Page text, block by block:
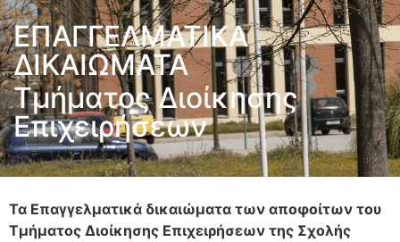
ΕΠΑΓΓΕΛΜΑΤΙΚΑ
ΔΙΚΑΙΩΜΑΤΑ
Τμήματος Διοίκησης
Επιχειρήσεων
Τα Επαγγελματικά δικαιώματα των αποφοίτων του
Τμήματος Διοίκησης Επιχειρήσεων της Σχολής